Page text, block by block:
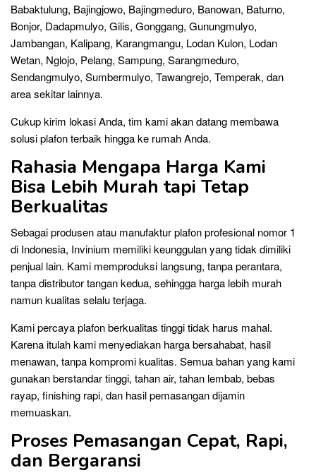
Babaktulung, Bajingjowo, Bajingmeduro, Banowan, Baturno,
Bonjor, Dadapmulyo, Gilis, Gonggang, Gunungmulyo,
Jambangan, Kalipang, Karangmangu, Lodan Kulon, Lodan
Wetan, Nglojo, Pelang, Sampung, Sarangmeduro,
Sendangmulyo, Sumbermulyo, Tawangrejo, Temperak, dan
area sekitar lainnya.
Cukup kirim lokasi Anda, tim kami akan datang membawa
solusi plafon terbaik hingga ke rumah Anda.
Rahasia Mengapa Harga Kami
Bisa Lebih Murah tapi Tetap
Berkualitas
Sebagai produsen atau manufaktur plafon profesional nomor 1
di Indonesia, Invinium memiliki keunggulan yang tidak dimiliki
penjual lain. Kami memproduksi langsung, tanpa perantara,
tanpa distributor tangan kedua, sehingga harga lebih murah
namun kualitas selalu terjaga.
Kami percaya plafon berkualitas tinggi tidak harus mahal.
Karena itulah kami menyediakan harga bersahabat, hasil
menawan, tanpa kompromi kualitas. Semua bahan yang kami
gunakan berstandar tinggi, tahan air, tahan lembab, bebas
rayap, finishing rapi, dan hasil pemasangan dijamin
memuaskan.
Proses Pemasangan Cepat, Rapi,
dan Bergaransi